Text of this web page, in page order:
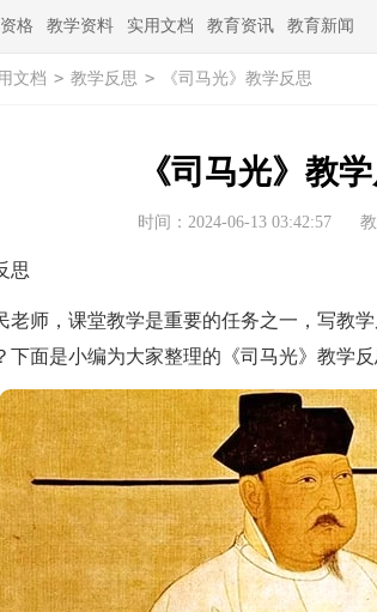
格 教学资料 实用文档 教育资讯 教育新闻
文档 > 教学反思 > 《司马光》教学反思
《司马光》教
时间：2024-06-13 03:42:57
思
，课堂教学是重要的任务之一，写教学
下面是小编为大家整理的《司马光》教学反